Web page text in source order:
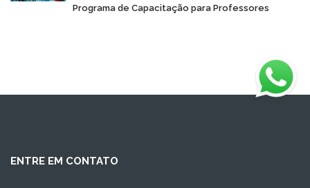
Programa de Capacitação para Professores
ENTRE EM CONTATO